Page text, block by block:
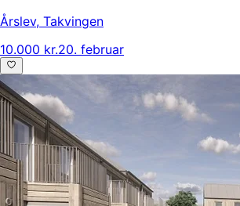
Årslev, Takvingen
10.000 kr.20. februar